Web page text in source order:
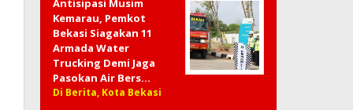
Antisipasi Musim
Kemarau, Pemkot
Bekasi Siagakan 11
Armada Water
Trucking Demi Jaga
Pasokan Air Bers…
Di Berita, Kota Bekasi